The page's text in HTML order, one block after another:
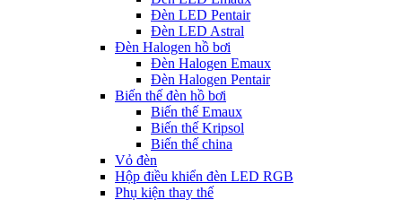
Đèn LED Pentair
Đèn LED Astral
Đèn Halogen hồ bơi
Đèn Halogen Emaux
Đèn Halogen Pentair
Biến thế đèn hồ bơi
Biến thế Emaux
Biến thế Kripsol
Biến thế china
Vỏ đèn
Hộp điều khiển đèn LED RGB
Phụ kiện thay thế